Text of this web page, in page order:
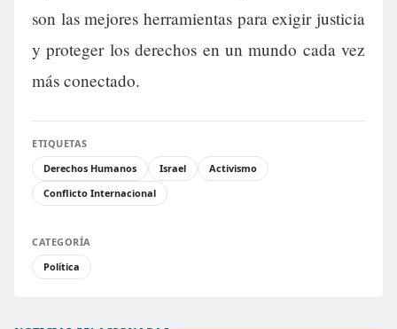
son las mejores herramientas para exigir justicia
y proteger los derechos en un mundo cada vez
más conectado.
ETIQUETAS
Derechos Humanos
Israel
Activismo
Conflicto Internacional
CATEGORÍA
Política